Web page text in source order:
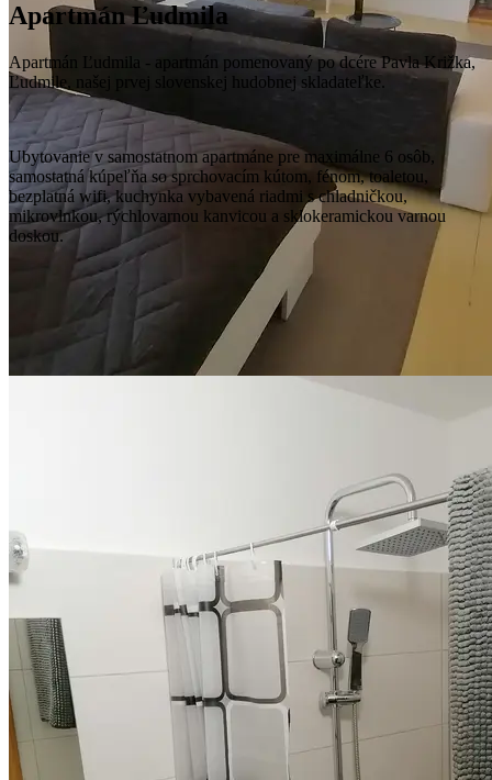
Apartmán Ľudmila
Apartmán Ľudmila - apartmán pomenovaný po dcére Pavla Križka,
Ľudmile, našej prvej slovenskej hudobnej skladateľke.
Ubytovanie v samostatnom apartmáne pre maximálne 6 osôb,
samostatná kúpeľňa so sprchovacím kútom, fénom, toaletou,
bezplatná wifi, kuchynka vybavená riadmi s chladničkou,
mikrovlnkou, rýchlovarnou kanvicou a sklokeramickou varnou
doskou.